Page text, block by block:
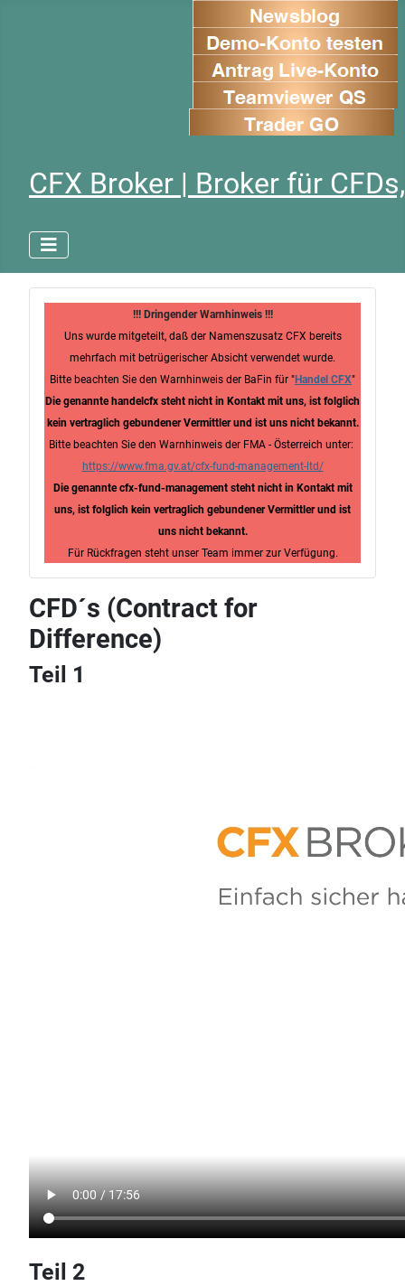
CFX Broker | Broker für
!!! Dringender Warnhinweis !!!
Uns wurde mitgeteilt, daß der Namenszusatz CFX bereits
mehrfach mit betrügerischer Absicht verwendet wurde.
Bitte beachten Sie den Warnhinweis der BaFin für "Handel CFX"
Die genannte handelcfx steht nicht in Kontakt mit uns, ist folglich
kein vertraglich gebundener Vermittler und ist uns nicht bekannt.
Bitte beachten Sie den Warnhinweis der FMA - Österreich unter:
https://www.fma.gv.at/cfx-fund-management-ltd/
Die genannte cfx-fund-management steht nicht in Kontakt mit
uns, ist folglich kein vertraglich gebundener Vermittler und ist
uns nicht bekannt.
Für Rückfragen steht unser Team immer zur Verfügung.
CFD´s (Contract for
Difference)
Teil 1
Teil 2